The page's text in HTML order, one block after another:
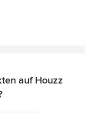
auf Houzz